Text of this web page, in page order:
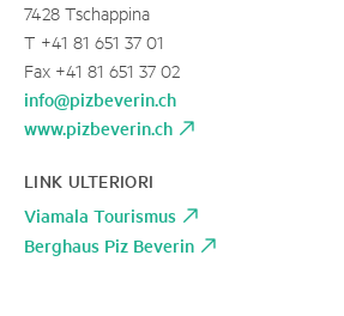
7428 Tschappina
T +41 81 651 37 01
Fax +41 81 651 37 02
info@pizbeverin.ch
www.pizbeverin.ch
LINK ULTERIORI
Viamala Tourismus
Berghaus Piz Beverin